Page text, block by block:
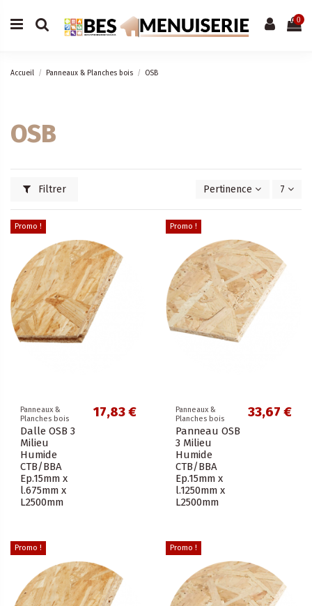
0
Accueil Panneaux & Planches bois OSB
OSB
Filtrer Pertinence 7
Promo !
Panneaux &
Planches bois
Dalle OSB 3
Milieu
Humide
CTB/BBA
Ep.15mm x
l.675mm x
L2500mm
17,83 €
Promo !
Panneaux &
Planches bois
Panneau OSB
3 Milieu
Humide
CTB/BBA
Ep.15mm x
l.1250mm x
L2500mm
33,67 €
Promo ! Promo !